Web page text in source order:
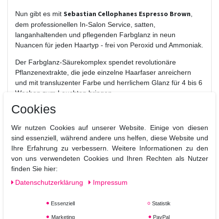
Nun gibt es mit Sebastian Cellophanes Espresso Brown
dem professionellen In-Salon Service, satten,
langanhaltenden und pflegenden Farbglanz in neun
Nuancen für jeden Haartyp - frei von Peroxid und Ammoniak.
Der Farbglanz-Säurekomplex spendet revolutionäre
Pflanzenextrakte, die jede einzelne Haarfaser anreichern
und mit transluzenter Farbe und herrlichem Glanz für 4 bis 6
Wochen zum Leuchten bringen.
Anwendung:
Wasche das Haar mit Sebastian Light Shampoo; verwende
in dieser Phase keinen Conditioner.
Lasse das Haar fast vollständig im Handtuch trocknen,
kämme es anschließend durch und teile es in 4 Sektionen.
Trage Cellophanes Color großzügig von den Ansätzen bis zu
den Spitzen auf, spare dabei die Kopfhaut aus.
Cookies
Wir nutzen Cookies auf unserer Website. Einige von diesen
sind essenziell, während andere uns helfen, diese Website und
Ihre Erfahrung zu verbessern. Weitere Informationen zu den
von uns verwendeten Cookies und Ihren Rechten als Nutzer
finden Sie hier:
Daten­schutz­erklärung
Impressum
Essenziell Statistik
Marketing PayPal